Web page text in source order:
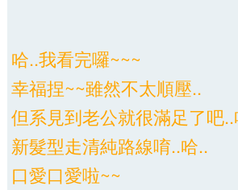
哈..我看完囉~~~
幸福捏~~雖然不太順壓..
但系見到老公就很滿足了吧
新髮型走清純路線唷..哈..
口愛口愛啦~~